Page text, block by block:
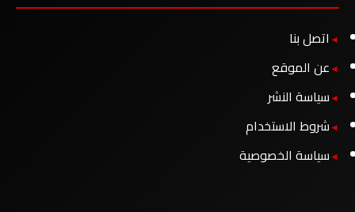
اتصل بنا
عن الموقع
سياسة النشر
شروط الاستخدام
سياسة الخصوصية